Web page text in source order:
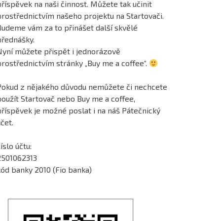
na naši činnost. Můžete tak učinit
našeho projektu na Startovači.
vám za to přinášet další skvělé
můžete přispět i jednorázově
stránky „Buy me a coffee“.
z nějakého důvodu nemůžete či nechcete
Startovač nebo Buy me a coffee,
je možné poslat i na náš Pátečnický
účtu:
banky 2010 (Fio banka)